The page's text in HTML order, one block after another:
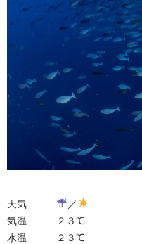
天気
／
気温 ２３℃
水温 ２３℃